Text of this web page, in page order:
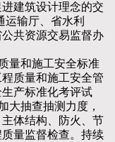
建筑设计理念的交
运输厅、省水利
共资源交易监督办
和施工安全标准
质量和施工安全管
产标准化考评试
大抽查抽测力度，
体结构、防火、节
量监督检查。持续